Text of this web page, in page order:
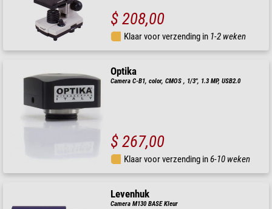
$ 208,00
Klaar voor verzending in 1-2 weken
Optika
Camera C-B1, color, CMOS , 1/3", 1.3 MP, USB2.0
$ 267,00
Klaar voor verzending in6-10 weken
Levenhuk
Camera M130 BASE Kleur